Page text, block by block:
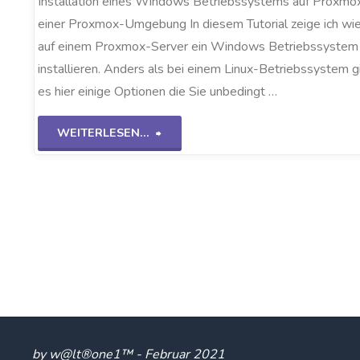
einer Proxmox-Umgebung In diesem Tutorial zeige ich
auf einem Proxmox-Server ein Windows Betriebssystem
installieren. Anders als bei einem Linux-Betriebssystem
es hier einige Optionen die Sie unbedingt …
WEITERLESEN...
"Windows
by w@lt®one1™ - Februar 2021